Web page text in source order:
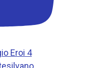
Eroi 4